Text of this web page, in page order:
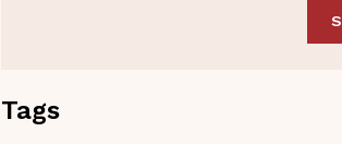
Tags